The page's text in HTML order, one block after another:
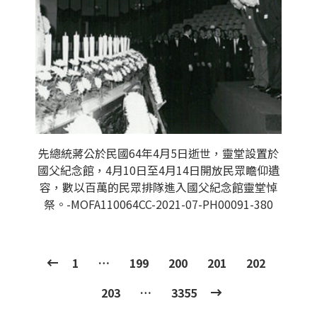
先總統蔣公於民國64年4月5日逝世，靈堂設置於
國父紀念館，4月10日至4月14日開放民眾瞻仰遺
容，數以百萬的民眾排隊進入國父紀念館靈堂悼
祭。-MOFA110064CC-2021-07-PH00091-380
1 … 199 200 201
202
203
… 3355